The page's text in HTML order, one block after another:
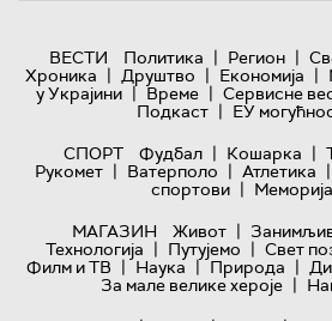
ВЕСТИ Политика | Регион |
Хроника | Друштво | Економија |
у Украјини | Време | Сервисне
Подкаст | ЕУ
СПОРТ
Фудбал | Кошарка |
Рукомет | Ватерполо | Атлетика |
спортови |
МАГАЗИН
Живот |
Технологијa | Путујемо | Свет
Филм и ТВ | Наука | Природа |
За мале велике хероје |